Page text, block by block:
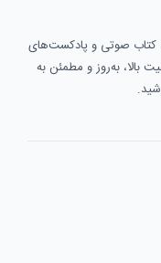
کتاب صوتی و پادکست‌های
بالا، به‌روز و مطمئن به